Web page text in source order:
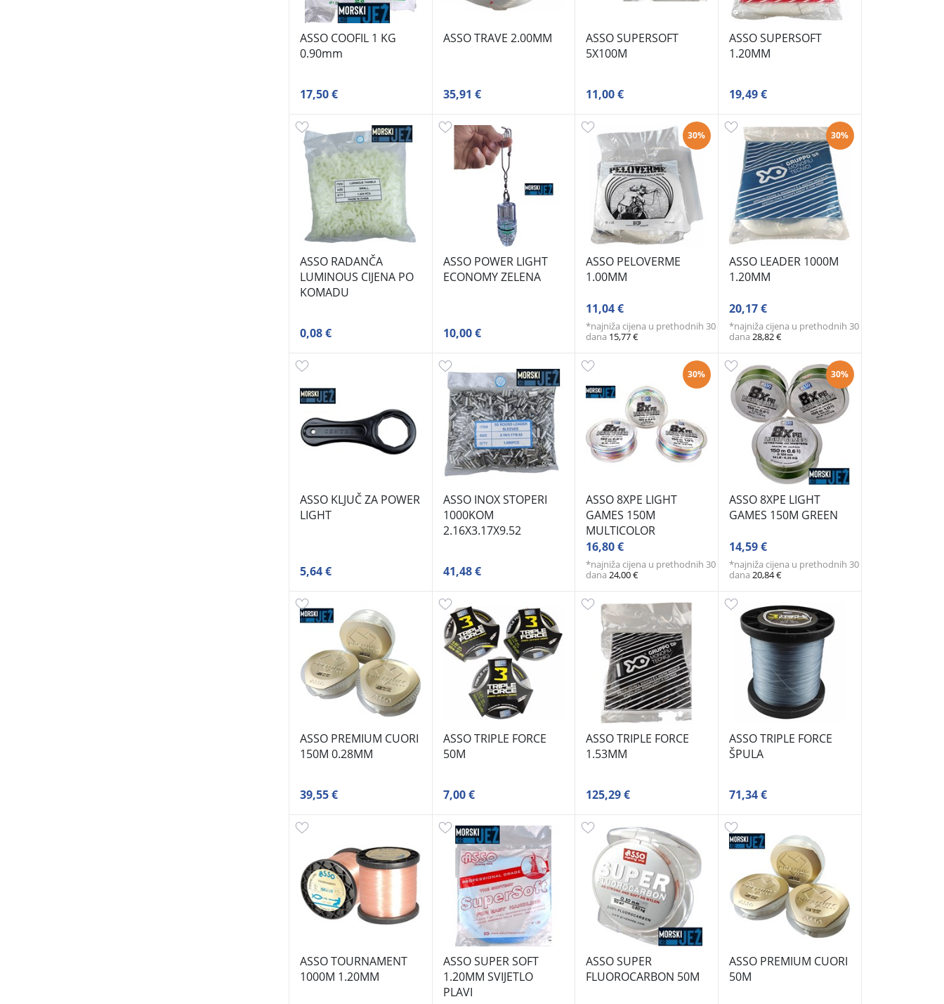
ASSO COOFIL 1 KG
0.90mm
17,50 €
ASSO TRAVE 2.00MM
35,91 €
ASSO SUPERSOFT
5X100M
11,00 €
ASSO SUPERSOFT
1.20MM
19,49 €
ASSO RADANČA
LUMINOUS CIJENA PO
KOMADU
0,08 €
ASSO POWER LIGHT
ECONOMY ZELENA
10,00 €
30%
ASSO PELOVERME
1.00MM
11,04 €
*najniža cijena u prethodnih 30
dana 15,77 €
30%
ASSO LEADER 1000M
1.20MM
20,17 €
*najniža cijena u prethodnih 30
dana 28,82 €
ASSO KLJUČ ZA POWER
LIGHT
5,64 €
ASSO INOX STOPERI
1000KOM
2.16X3.17X9.52
41,48 €
30%
ASSO 8XPE LIGHT
GAMES 150M
MULTICOLOR
16,80 €
*najniža cijena u prethodnih 30
dana24,00 €
30%
ASSO 8XPE LIGHT
GAMES 150M GREEN
14,59 €
*najniža cijena u prethodnih 30
dana 20,84 €
ASSO PREMIUM CUORI
150M 0.28MM
39,55 €
ASSO TRIPLE FORCE
50M
7,00 €
ASSO TRIPLE FORCE
1.53MM
125,29 €
ASSO TRIPLE FORCE
ŠPULA
71,34 €
ASSO TOURNAMENT
1000M 1.20MM
ASSO SUPER SOFT
1.20MM SVIJETLO
PLAVI
ASSO SUPER
FLUOROCARBON 50M
ASSO PREMIUM CUORI
50M